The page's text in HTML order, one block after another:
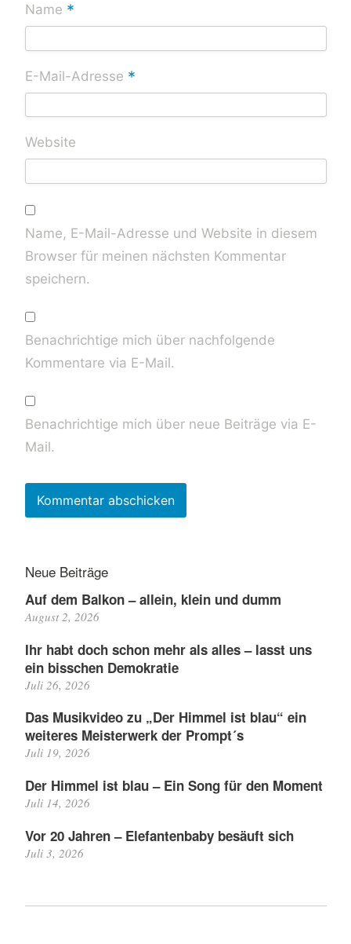
Name *
E-Mail-Adresse *
Website
Name, E-Mail-Adresse und Website in diesem
Browser für meinen nächsten Kommentar
speichern.
Benachrichtige mich über nachfolgende
Kommentare via E-Mail.
Benachrichtige mich über neue Beiträge via E-
Mail.
Neue Beiträge
Auf dem Balkon – allein, klein und dumm
August 2, 2026
Ihr habt doch schon mehr als alles – lasst uns
ein bisschen Demokratie
Juli 26, 2026
Das Musikvideo zu „Der Himmel ist blau“ ein
weiteres Meisterwerk der Prompt´s
Juli 19, 2026
Der Himmel ist blau – Ein Song für den Moment
Juli 14, 2026
Vor 20 Jahren – Elefantenbaby besäuft sich
Juli 3, 2026